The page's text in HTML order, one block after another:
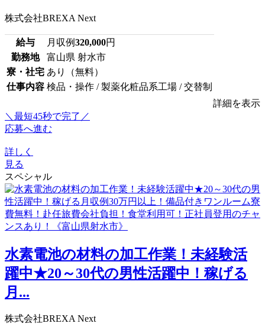
株式会社BREXA Next
給与 月収例320,000円
勤務地
富山県 射水市
寮・社宅 あり（無料）
仕事内容 検品・操作 / 製薬化粧品系工場 / 交替制
詳細を表示
＼最短45秒で完了／
応募へ進む
詳しく
見る
スペシャル
水素電池の材料の加工作業！未経験活
躍中★20～30代の男性活躍中！稼げる
月...
株式会社BREXA Next